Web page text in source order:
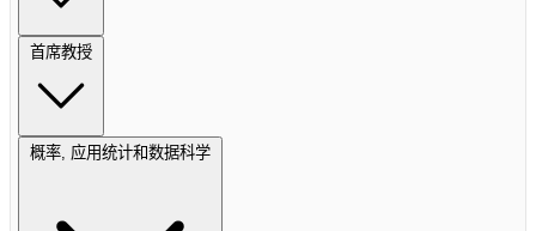
首席教授
概率, 应用统计和数据科学